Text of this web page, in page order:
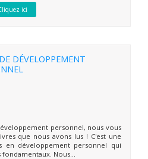
ici
DÉVELOPPEMENT
personnel, nous vous
que nous avons lus ! C'est une
en développement personnel qui
Nous...